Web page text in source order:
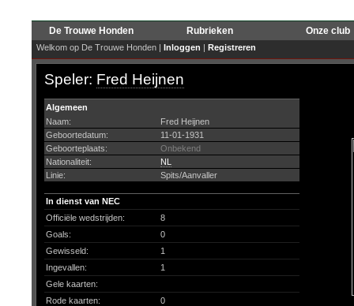
De Trouwe Honden Rubrieken Onze club
Welkom op De Trouwe Honden | Inloggen | Registreren
Speler: Fred Heijnen
Algemeen
Naam:
Fred Heijnen
Geboortedatum:
11-01-1931
Geboorteplaats:
Onbekend
Nationaliteit:
NL
Linie:
Spits/Aanvaller
In dienst van NEC
Officiële wedstrijden:
8
Goals:
0
Gewisseld:
1
Ingevallen:
1
Gele kaarten:
Rode kaarten:
0